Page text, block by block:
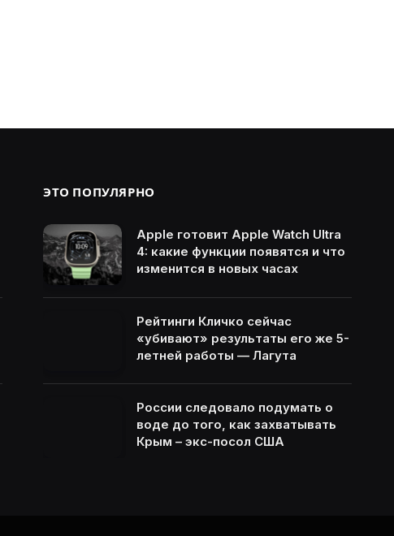
ЭТО ПОПУЛЯРНО
Apple готовит Apple Watch Ultra
4: какие функции появятся и что
изменится в новых часах
Рейтинги Кличко сейчас
«убивают» результаты его же 5-
летней работы — Лагута
России следовало подумать о
воде до того, как захватывать
Крым – экс-посол США